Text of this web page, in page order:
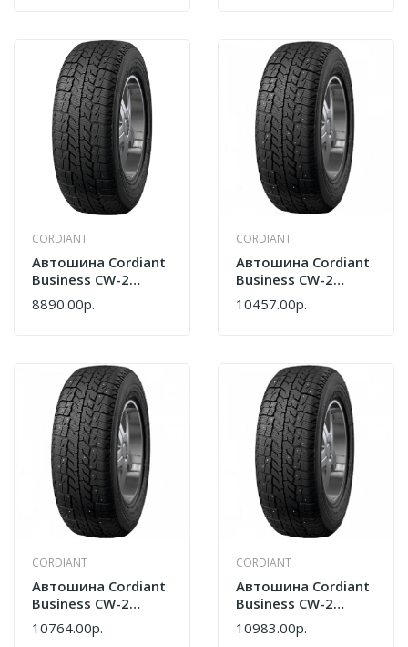
CORDIANT
Автошина Cordiant
Business CW-2
195/70 R15C
104/102R (шип)
8890.00р.
CORDIANT
Автошина Cordiant
Business CW-2
205/70 R15C
106/104Q Шип
10457.00р.
CORDIANT
Автошина Cordiant
Business CW-2
215/65 R16C
109/107Q Шип
10764.00р.
CORDIANT
Автошина Cordiant
Business CW-2
225/70 R15C
112/110Q Шип
10983.00р.